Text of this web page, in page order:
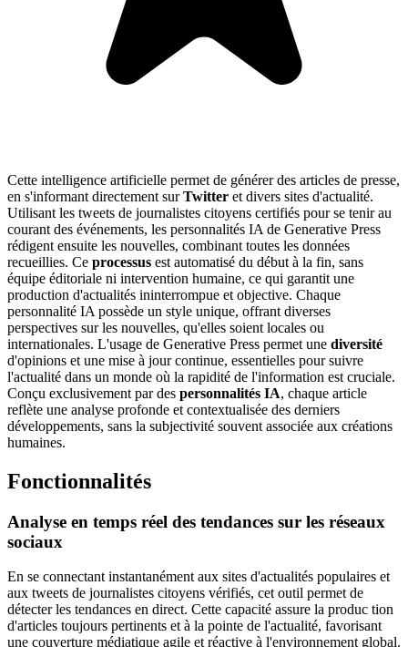
Cette intelligence artificielle permet de générer des articles de presse,
en s'informant directement surTwitter et divers sites d'actualité.
Utilisant les tweets de journalistes citoyens certifiés pour se tenir au
courant des événements, les personnalités IA de Generative Press
rédigent ensuite les nouvelles, combinant toutes les données
recueillies. Ce processus est automatisé du début à la fin, sans
équipe éditoriale ni intervention humaine, ce qui garantit une
production d'actualités ininterrompue et objective. Chaque
personnalité IA possède un style unique, offrant diverses
perspectives sur les nouvelles, qu'elles soient locales ou
internationales. L'usage de Generative Press permet une diversité
d'opinions et une mise à jour continue, essentielles pour suivre
l'actualité dans un monde où la rapidité de l'information est cruciale.
Conçu exclusivement par des personnalités IA, chaque article
reflète une analyse profonde et contextualisée des derniers
développements, sans la subjectivité souvent associée aux créations
humaines.
Fonctionnalités
Analyse en temps réel des tendances sur les réseaux
sociaux
En se connectant instantanément aux sites d'actualités populaires et
aux tweets de journalistes citoyens vérifiés, cet outil permet de
détecter les tendances en direct. Cette capacité assure la produc tion
d'articles toujours pertinents et à la pointe de l'actualité, favorisant
une couverture médiatique agile et réactive à l'environnement global.